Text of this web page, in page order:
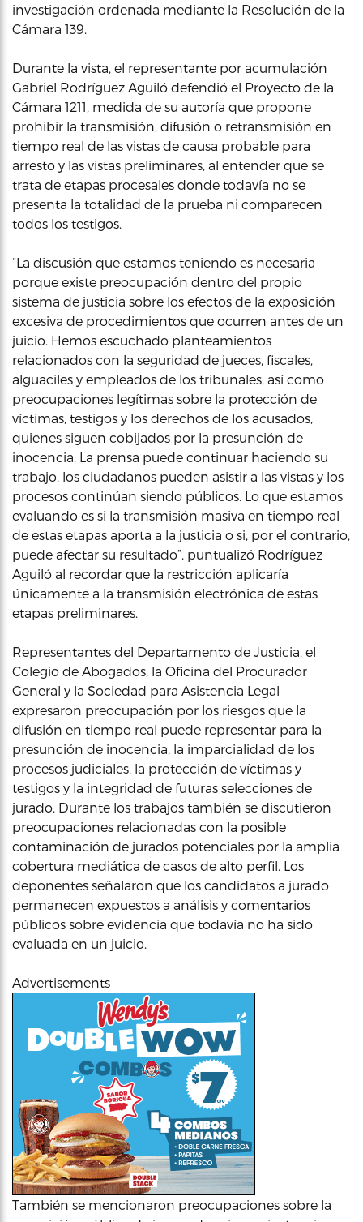
investigación ordenada mediante la Resolución de la
Cámara 139.
Durante la vista, el representante por acumulación
Gabriel Rodríguez Aguiló defendió el Proyecto de la
Cámara 1211, medida de su autoría que propone
prohibir la transmisión, difusión o retransmisión en
tiempo real de las vistas de causa probable para
arresto y las vistas preliminares, al entender que se
trata de etapas procesales donde todavía no se
presenta la totalidad de la prueba ni comparecen
todos los testigos.
“La discusión que estamos teniendo es necesaria
porque existe preocupación dentro del propio
sistema de justicia sobre los efectos de la exposición
excesiva de procedimientos que ocurren antes de un
juicio. Hemos escuchado planteamientos
relacionados con la seguridad de jueces, fiscales,
alguaciles y empleados de los tribunales, así como
preocupaciones legítimas sobre la protección de
víctimas, testigos y los derechos de los acusados,
quienes siguen cobijados por la presunción de
inocencia. La prensa puede continuar haciendo su
trabajo, los ciudadanos pueden asistir a las vistas y los
procesos continúan siendo públicos. Lo que estamos
evaluando es si la transmisión masiva en tiempo real
de estas etapas aporta a la justicia o si, por el contrario,
puede afectar su resultado”, puntualizó Rodríguez
Aguiló al recordar que la restricción aplicaría
únicamente a la transmisión electrónica de estas
etapas preliminares.
Representantes del Departamento de Justicia, el
Colegio de Abogados, la Oficina del Procurador
General y la Sociedad para Asistencia Legal
expresaron preocupación por los riesgos que la
difusión en tiempo real puede representar para la
presunción de inocencia, la imparcialidad de los
procesos judiciales, la protección de víctimas y
testigos y la integridad de futuras selecciones de
jurado. Durante los trabajos también se discutieron
preocupaciones relacionadas con la posible
contaminación de jurados potenciales por la amplia
cobertura mediática de casos de alto perfil. Los
deponentes señalaron que los candidatos a jurado
permanecen expuestos a análisis y comentarios
públicos sobre evidencia que todavía no ha sido
evaluada en un juicio.
Advertisements
También se mencionaron preocupaciones sobre la